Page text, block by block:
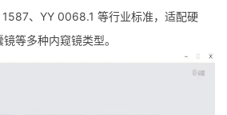
、YY 0068.1 等行业标准，适配硬
等多种内窥镜类型。